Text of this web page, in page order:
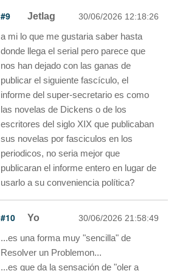
#9 Jetlag 30/06/2026 12:18:26
a mi lo que me gustaria saber hasta
donde llega el serial pero parece que
nos han dejado con las ganas de
publicar el siguiente fascículo, el
informe del super-secretario es como
las novelas de Dickens o de los
escritores del siglo XIX que publicaban
sus novelas por fasciculos en los
periodicos, no seria mejor que
publicaran el informe entero en lugar de
usarlo a su conveniencia política?
#10 Yo 30/06/2026 21:58:49
...es una forma muy "sencilla" de
Resolver un Problemon...
...es que da la sensación de "oler a